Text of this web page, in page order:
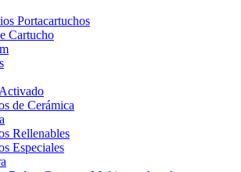
Portacartuchos
Cartucho
de Cerámica
Rellenables
Especiales